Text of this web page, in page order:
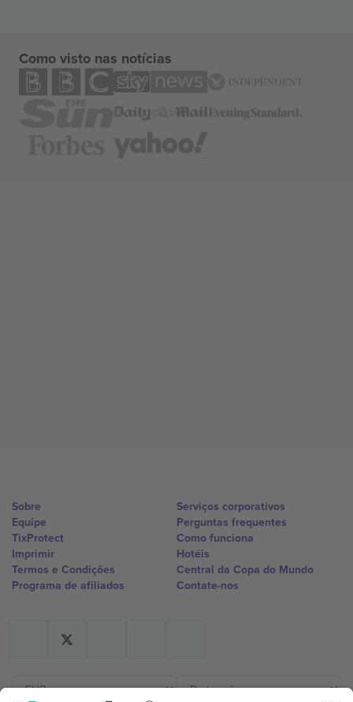
Como visto nas notícias
Sobre
Equipe
TixProtect
Imprimir
Termos e Condições
Programa de afiliados
Serviços corporativos
Perguntas frequentes
Como funciona
Hotéis
Central da Copa do Mundo
Contate-nos